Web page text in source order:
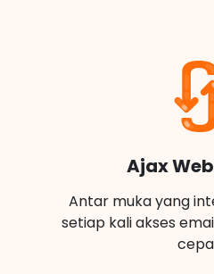
Ajax
Antar muka yang
setiap kali akses